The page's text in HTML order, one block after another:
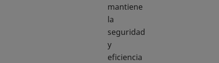
mantiene
la
seguridad
y
eficiencia